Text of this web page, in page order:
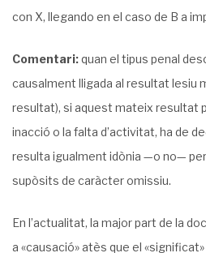
con X, llegando en el caso de B a
Comentari:quan el tipus penal
causalment lligada al resultat lesiu
resultat), si aquest mateix resultat
inacció o la falta d’activitat, ha de
resulta igualment idònia —o no—
supòsits de caràcter omissiu.
En l’actualitat, la major part de la
a «causació» atès que el